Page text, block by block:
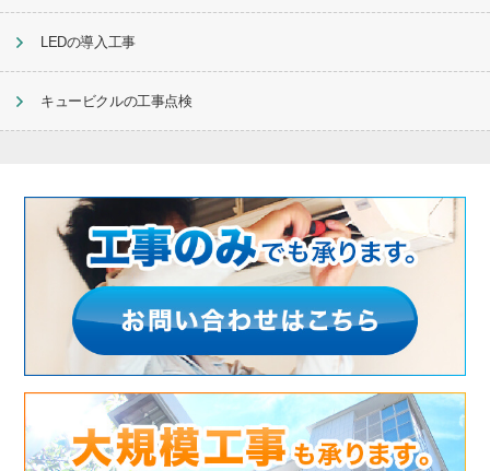
LEDの導入工事
キュービクルの工事点検